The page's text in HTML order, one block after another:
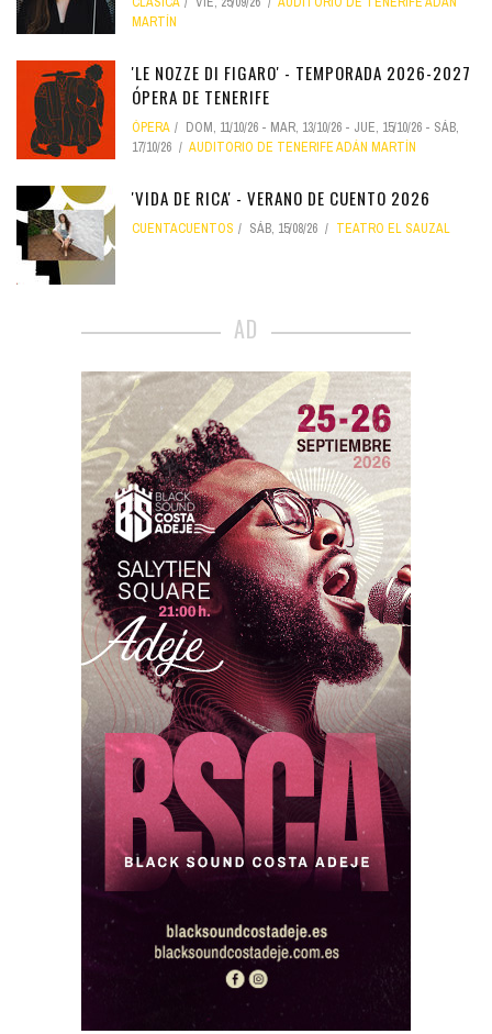
MARTÍN
'LE NOZZE DI FIGARO' - TEMPORADA 2026-2027
ÓPERA DE TENERIFE
ÓPERA DOM, 11/10/26 - MAR, 13/10/26 - JUE, 15/10/26 - SÁB,
17/10/26
AUDITORIO DE TENERIFE ADÁN MARTÍN
'VIDA DE RICA' - VERANO DE CUENTO 2026
CUENTACUENTOS SÁB, 15/08/26 TEATRO EL SAUZAL
AD